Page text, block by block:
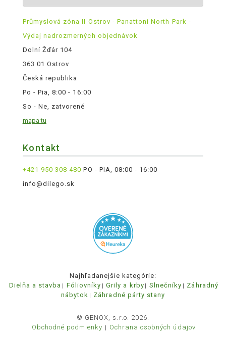
Průmyslová zóna II Ostrov - Panattoni North Park -
Výdaj nadrozmerných objednávok
Dolní Žďár 104
363 01 Ostrov
Česká republika
Po - Pia, 8:00 - 16:00
So - Ne, zatvorené
mapa tu
Kontakt
+421 950 308 480 PO - PIA, 08:00 - 16:00
info@dilego.sk
Najhľadanejšie kategórie:
Dielňa a stavba
Fóliovníky Grily a krby Slnečníky
Záhradný
nábytok
Záhradné párty stany
© GENOX, s.r.o. 2026.
Obchodné podmienky
Ochrana osobných údajov